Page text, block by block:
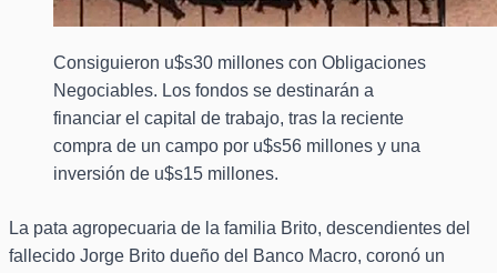
Consiguieron u$s30 millones con Obligaciones
Negociables. Los fondos se destinarán a
financiar el capital de trabajo, tras la reciente
compra de un campo por u$s56 millones y una
inversión de u$s15 millones.
La pata agropecuaria de la familia Brito, descendientes del
fallecido Jorge Brito dueño del Banco Macro, coronó un